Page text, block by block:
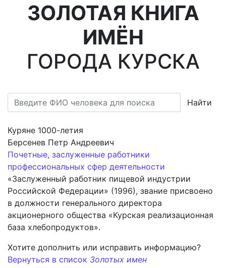
ЗОЛОТАЯ КНИГА
ИМЁН
ГОРОДА КУРСКА
Найти
Куряне 1000-летия
Берсенев Петр Андреевич
Почетные, заслуженные работники
профессиональных сфер деятельности
«Заслуженный работник пищевой индустрии
Российской Федерации» (1996), звание присвоено
в должности генерального директора
акционерного общества «Курская реализационная
база хлебопродуктов».
Хотите дополнить или исправить информацию?
Вернуться в список Золотых имен